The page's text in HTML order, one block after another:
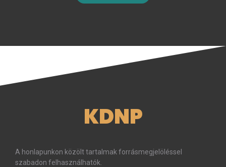
KDNP
A honlapunkon közölt tartalmak forrásmegjelöléssel
szabadon felhasználhatók.